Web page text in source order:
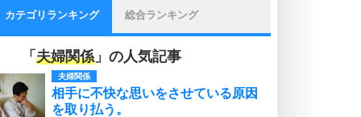
カテゴリランキング 総合ランキング
「 夫婦関係」の人気記事
夫婦関係
相手に不快な思いをさせている原因
を取り払う。